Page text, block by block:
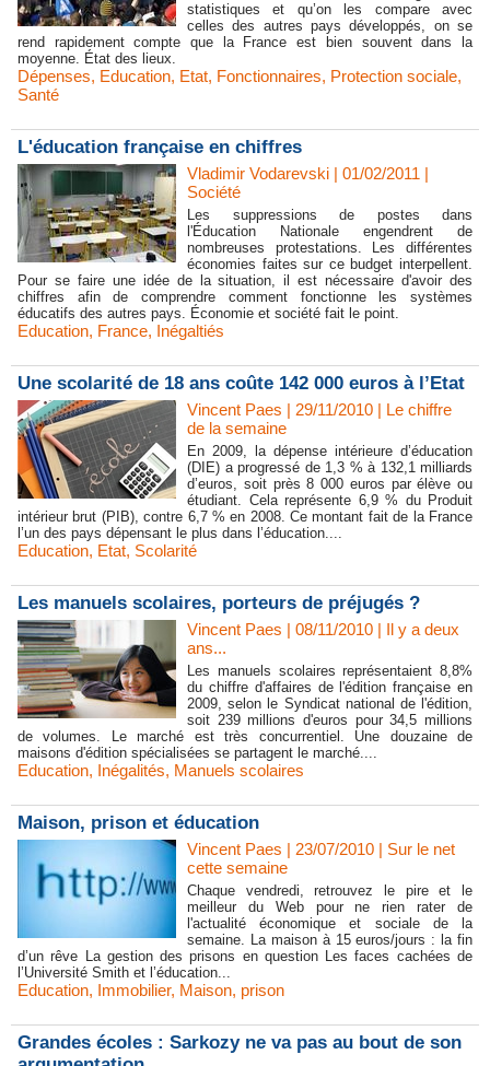
statistiques et qu’on les compare avec
celles des autres pays développés, on se
rend rapidement compte que la France est bien souvent dans la
moyenne. État des lieux.
Dépenses, Education, Etat, Fonctionnaires, Protection sociale,
Santé
L'éducation française en chiffres
Vladimir Vodarevski | 01/02/2011 |
Société
Les suppressions de postes dans
l'Éducation Nationale engendrent de
nombreuses protestations. Les différentes
économies faites sur ce budget interpellent.
Pour se faire une idée de la situation, il est nécessaire d'avoir des
chiffres afin de comprendre comment fonctionne les systèmes
éducatifs des autres pays. Économie et société fait le point.
Education, France, Inégaltiés
Une scolarité de 18 ans coûte 142 000 euros à l’Etat
Vincent Paes | 29/11/2010 | Le chiffre
de la semaine
En 2009, la dépense intérieure d’éducation
(DIE) a progressé de 1,3 % à 132,1 milliards
d’euros, soit près 8 000 euros par élève ou
étudiant. Cela représente 6,9 % du Produit
intérieur brut (PIB), contre 6,7 % en 2008. Ce montant fait de la France
l’un des pays dépensant le plus dans l’éducation....
Education, Etat, Scolarité
Les manuels scolaires, porteurs de préjugés ?
Vincent Paes | 08/11/2010 | Il y a deux
ans...
Les manuels scolaires représentaient 8,8%
du chiffre d'affaires de l'édition française en
2009, selon le Syndicat national de l'édition,
soit 239 millions d'euros pour 34,5 millions
de volumes. Le marché est très concurrentiel. Une douzaine de
maisons d'édition spécialisées se partagent le marché....
Education, Inégalités, Manuels scolaires
Maison, prison et éducation
Vincent Paes | 23/07/2010 | Sur le net
cette semaine
Chaque vendredi, retrouvez le pire et le
meilleur du Web pour ne rien rater de
l'actualité économique et sociale de la
semaine. La maison à 15 euros/jours : la fin
d’un rêve La gestion des prisons en question Les faces cachées de
l’Université Smith et l’éducation...
Education, Immobilier, Maison, prison
Grandes écoles : Sarkozy ne va pas au bout de son